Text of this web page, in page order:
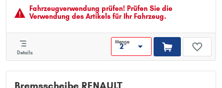
Zentrierungsdurchmesser [mm]: 61,0
Innendurchmesser [mm]: 128,0
Prüfzeichen: E1 90R-02C0115/0111
Fahrzeugver­wendung prüfen! Prüfen Sie die
Verwendung des Artikels für Ihr Fahrzeug.
Details
Menge
Bremsscheibe RENAULT